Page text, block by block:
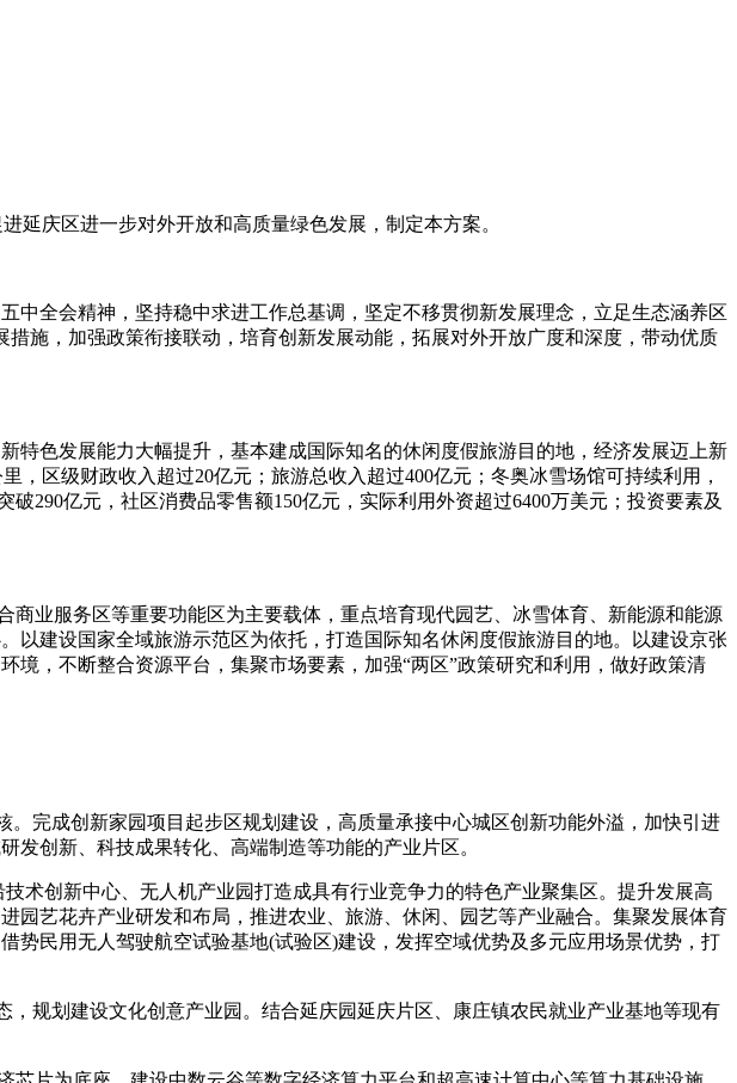
庆区进一步对外开放和高质量绿色发展，制定本方案。
全会精神，坚持稳中求进工作总基调，坚定不移贯彻新发展理念，立足生态涵养区
施，加强政策衔接联动，培育创新发展动能，拓展对外开放广度和深度，带动优质
色发展能力大幅提升，基本建成国际知名的休闲度假旅游目的地，经济发展迈上新
，区级财政收入超过20亿元；旅游总收入超过400亿元；冬奥冰雪场馆可持续利用，
290亿元，社区消费品零售额150亿元，实际利用外资超过6400万美元；投资要素及
业服务区等重要功能区为主要载体，重点培育现代园艺、冰雪体育、新能源和能源
建设国家全域旅游示范区为依托，打造国际知名休闲度假旅游目的地。以建设京张
，不断整合资源平台，集聚市场要素，加强“两区”政策研究和利用，做好政策清
完成创新家园项目起步区规划建设，高质量承接中心城区创新功能外溢，加快引进
创新、科技成果转化、高端制造等功能的产业片区。
创新中心、无人机产业园打造成具有行业竞争力的特色产业聚集区。提升发展高
艺花卉产业研发和布局，推进农业、旅游、休闲、园艺等产业融合。集聚发展体育
民用无人驾驶航空试验基地(试验区)建设，发挥空域优势及多元应用场景优势，打
规划建设文化创意产业园。结合延庆园延庆片区、康庄镇农民就业产业基地等现有